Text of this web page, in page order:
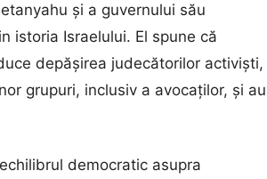
și a guvernului său
istoria Israelului. El spune că
depășirea judecătorilor activiști,
grupuri, inclusiv a avocaților, și au
democratic asupra